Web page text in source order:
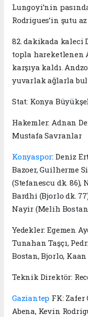
Lungoyi’nin
Rodrigues’in şutu
82. dakikada kaleci
topla hareketlenen
karşıya kaldı.
yuvarlak ağlarla
Stat: Konya
Hakemler: Adnan
Mustafa Savranlar
Konyaspor: Deniz
Bazoer, Guilherme
(Stefanescu dk. 86),
Bardhi (Bjorlo dk.
Nayir (Melih Bostan
Yedekler: Egemen
Tunahan Taşçı,
Bostan, Bjorlo, Kaan
Teknik Direktör:
Gaziantep FK: Zafer
Abena, Kevin